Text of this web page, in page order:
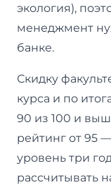
экология),
менеджмент
банке.
Скидку
курса и по
90 из 100 и
рейтинг от 95
уровень три
рассчитывать